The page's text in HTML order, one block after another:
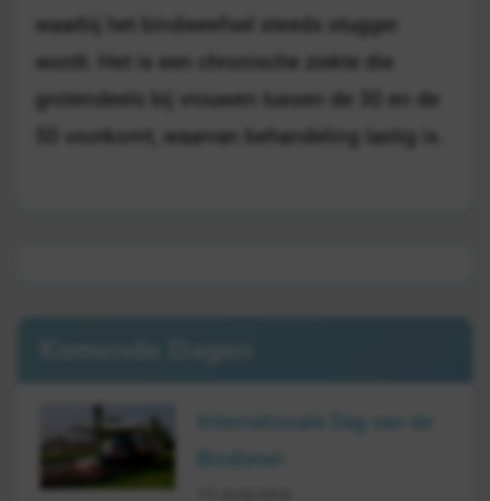
waarbij het bindweefsel steeds stugger
wordt. Het is een chronische ziekte die
grotendeels bij vrouwen tussen de 30 en de
50 voorkomt, waarvan behandeling lastig is.
Internationale Dag van de